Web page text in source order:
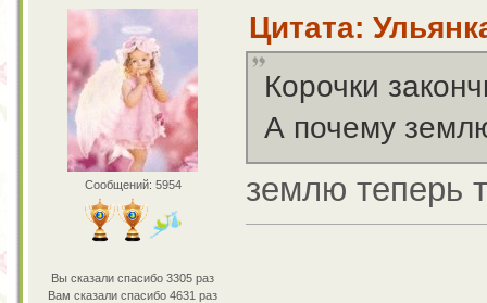
Сообщений: 5954
Вы сказали спасибо 3305 раз
Вам сказали спасибо 4631 раз
Цитата:
Корочки
А почему
землю теперь